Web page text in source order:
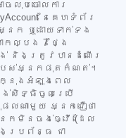
លុបចោលការ
នៃគេហទំព័រ
នក ឬដោយទាក់ទង
កល្បង 7 ថ្ងៃ
និងត្រូវបានដំណើរ
បស់អ្នកផុតកំណត់។
នុងអំឡុងពេល
សិទ្ធិចូលប្រើ
ផលណាមួយ អ្នកជឿថា
កមិនចង់ធ្វើ (ដែល
ងប្រព័ន្ធ ជា